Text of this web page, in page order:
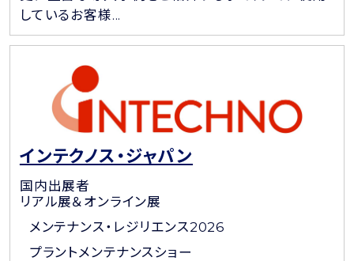
しているお客様...
インテクノス・ジャパン
国内出展者
リアル展＆オンライン展
メンテナンス・レジリエンス2026
プラントメンテナンスショー